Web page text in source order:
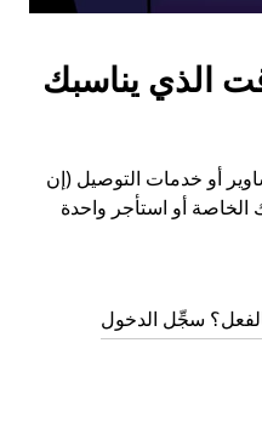
الذي يناسبك
أو خدمات التوصيل (إن
أو استأجر واحدة
سجِّل الدخول